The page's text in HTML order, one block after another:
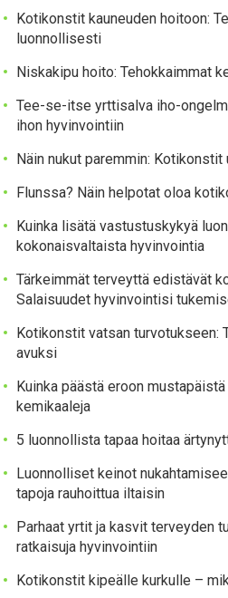
Kotikonstit kauneuden hoitoon:
luonnollisesti
Niskakipu hoito: Tehokkaimmat
Tee-se-itse yrttisalva iho-
ihon hyvinvointiin
Näin nukut paremmin: Kotikonstit
Flunssa? Näin helpotat oloa
Kuinka lisätä vastustuskykyä
kokonaisvaltaista hyvinvointia
Tärkeimmät terveyttä edistävät
Salaisuudet hyvinvointisi
Kotikonstit vatsan turvotukseen:
avuksi
Kuinka päästä eroon
kemikaaleja
5 luonnollista tapaa hoitaa
Luonnolliset keinot
tapoja rauhoittua iltaisin
Parhaat yrtit ja kasvit terveyden
ratkaisuja hyvinvointiin
Kotikonstit kipeälle kurkulle –